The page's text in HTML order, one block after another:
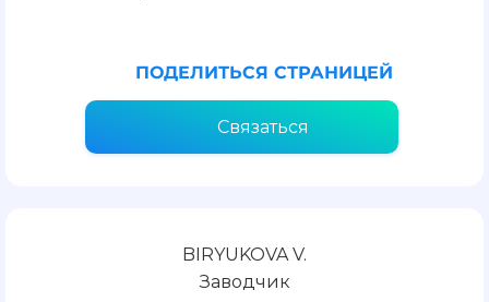
ПОДЕЛИТЬСЯ СТРАНИЦЕЙ
Связаться
BIRYUKOVA V.
Заводчик